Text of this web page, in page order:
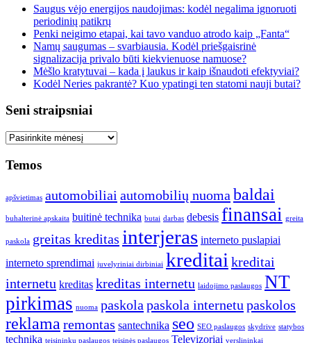
Saugus vėjo energijos naudojimas: kodėl negalima ignoruoti
periodinių patikrų
Penki neigimo etapai, kai tavo vanduo atrodo kaip „Fanta“
Namų saugumas – svarbiausia. Kodėl priešgaisrinė
signalizacija privalo būti kiekvienuose namuose?
Mėšlo kratytuvai – kada į laukus ir kaip išnaudoti efektyviai?
Kodėl Neries pakrantė? Kuo ypatingi ten statomi nauji butai?
Seni straipsniai
Seni
Temos
apšvietimas automobiliai automobilių nuomabaldai
buhalterinė apskaita buitinė technika butai darbas debesis finansai greita
paskola greitas kreditas interjeras interneto puslapiai
interneto sprendimai juvelyriniai dirbiniai kreditaikreditai
internetu kreditas kreditas internetu laidojimo paslaugos NT
pirkimas nuoma paskolapaskola internetupaskolos
reklamaremontas santechnika seo SEO paslaugos skydrive statybos
technika teisininkų paslaugos teisinės paslaugos Televizoriai verslininkai